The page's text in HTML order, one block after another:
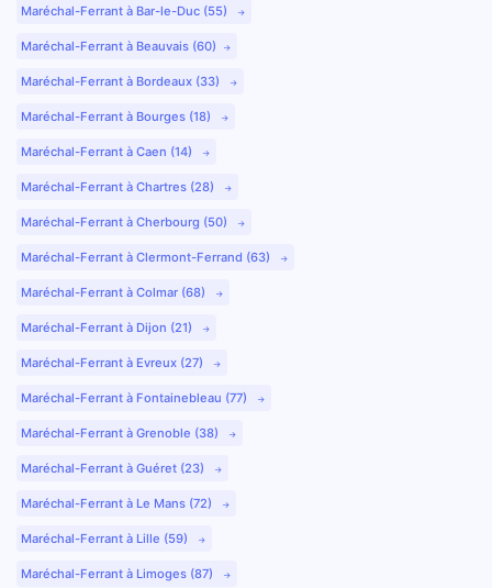
Maréchal-Ferrant à Bar-le-Duc (55)
Maréchal-Ferrant à Beauvais (60)
Maréchal-Ferrant à Bordeaux (33)
Maréchal-Ferrant à Bourges (18)
Maréchal-Ferrant à Caen (14)
Maréchal-Ferrant à Chartres (28)
Maréchal-Ferrant à Cherbourg (50)
Maréchal-Ferrant à Clermont-Ferrand (63)
Maréchal-Ferrant à Colmar (68)
Maréchal-Ferrant à Dijon (21)
Maréchal-Ferrant à Evreux (27)
Maréchal-Ferrant à Fontainebleau (77)
Maréchal-Ferrant à Grenoble (38)
Maréchal-Ferrant à Guéret (23)
Maréchal-Ferrant à Le Mans (72)
Maréchal-Ferrant à Lille (59)
Maréchal-Ferrant à Limoges (87)